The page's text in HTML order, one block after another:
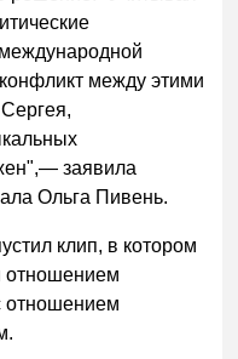
между этими
заявила
Ольга Пивень.
клип, в котором
отношением
отношением